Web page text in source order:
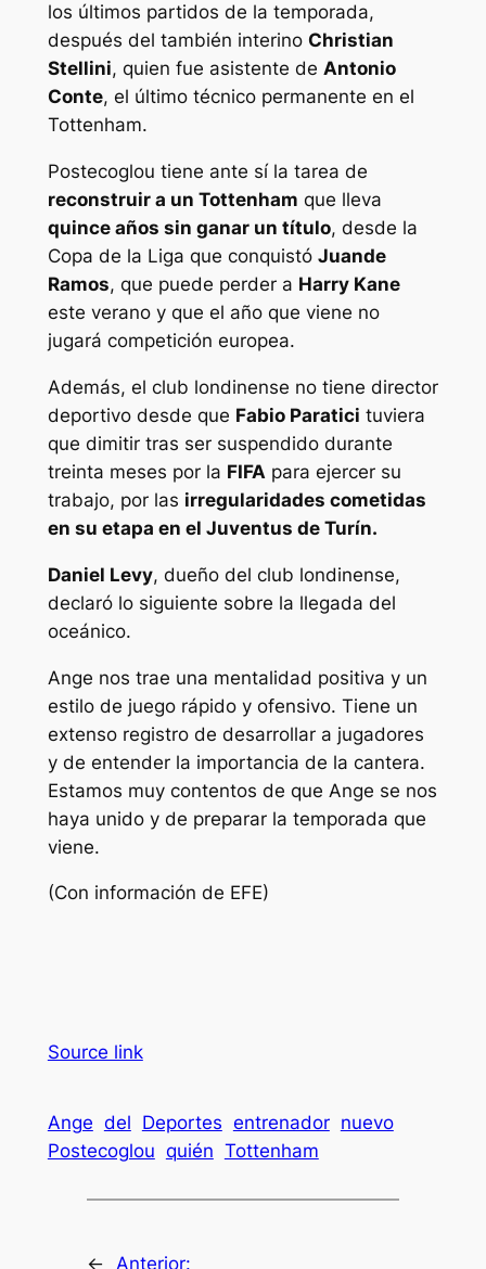
los últimos partidos de la temporada,
después del también interino Christian
Stellini, quien fue asistente de Antonio
Conte, el último técnico permanente en el
Tottenham.
Postecoglou tiene ante sí la tarea de
reconstruir a un Tottenham que lleva
quince años sin ganar un título, desde la
Copa de la Liga que conquistó Juande
Ramos, que puede perder a Harry Kane
este verano y que el año que viene no
jugará competición europea.
Además, el club londinense no tiene director
deportivo desde que Fabio Paratici tuviera
que dimitir tras ser suspendido durante
treinta meses por la FIFApara ejercer su
trabajo, por las irregularidades cometidas
en su etapa en el Juventus de Turín.
Daniel Levy, dueño del club londinense,
declaró lo siguiente sobre la llegada del
oceánico.
Ange nos trae una mentalidad positiva y un
estilo de juego rápido y ofensivo. Tiene un
extenso registro de desarrollar a jugadores
y de entender la importancia de la cantera.
Estamos muy contentos de que Ange se nos
haya unido y de preparar la temporada que
viene.
(Con información de EFE)
Source link
Ange del Deportes entrenador nuevo
Postecoglou quién Tottenham
← Anterior: